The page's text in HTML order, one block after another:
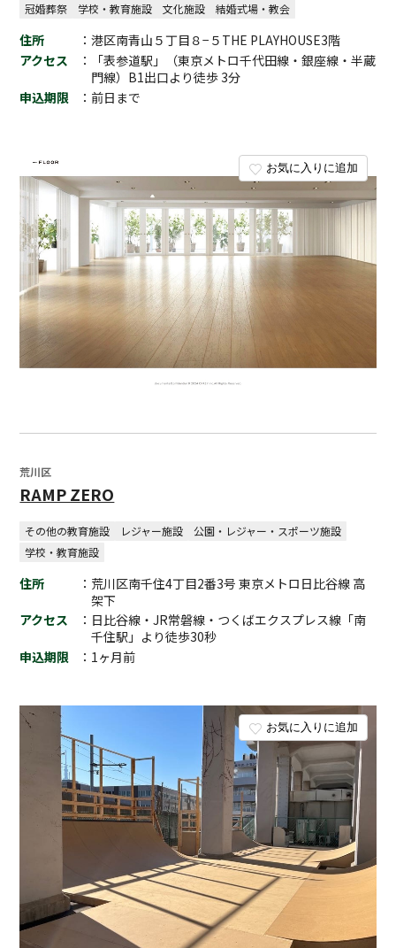
お気に入りに追加
冠婚葬祭
学校・教育施設 文化施設 結婚式場・教会
住所
：港区南青山５丁目８−５THE PLAYHOUSE3階
アクセス
：「表参道駅」（東京メトロ千代田線・銀座線・半蔵
門線）B1出口より徒歩 3分
申込期限
：前日まで
お気に入りに追加
荒川区
RAMP ZERO
その他の教育施設 レジャー施設
公園・レジャー・スポーツ施設
学校・教育施設
住所
：荒川区南千住4丁目2番3号 東京メトロ日比谷線 高
架下
アクセス
：日比谷線・JR常磐線・つくばエクスプレス線「南
千住駅」より徒歩30秒
申込期限
：1ヶ月前